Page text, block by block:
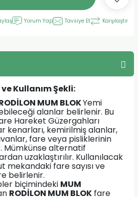
Yorum Yap Tavsiye Et Karşılaştır
Kullanım Şekli:
MUM BLOKYemi
alanlar belirlenir. Bu
Hareket Güzergahları
kenarları, kemirilmiş alanlar,
fare veya pisliklerinin
Mümkünse alternatif
uzaklaştırılır. Kullanılacak
mekandaki fare sayısı ve
belirlenir.
biçimindeki MUM
RODİLON MUM BLOK fare